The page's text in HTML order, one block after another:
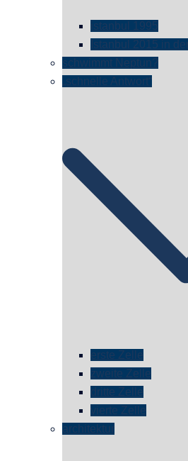
istanbul 1995
Istanbul 2015 in
schwimmt Neptun?
„schnelle Antwort“
erste Zelle
zweite Zelle
dritte Zelle
vierte Zelle
architektur